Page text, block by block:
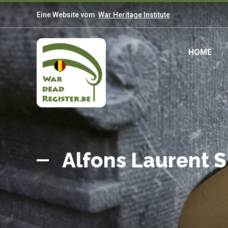
Direkt
zum
Inhalt
Eine Website vom War Heritage Institute
Belgian
War
Dead
Register
HOME
Alfons Laurent